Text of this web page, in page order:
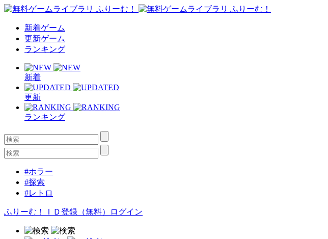
新着ゲーム
更新ゲーム
ランキング
新着
更新
ランキング
#ホラー
#探索
#レトロ
ふりーむ！ＩＤ登録（無料） ログイン